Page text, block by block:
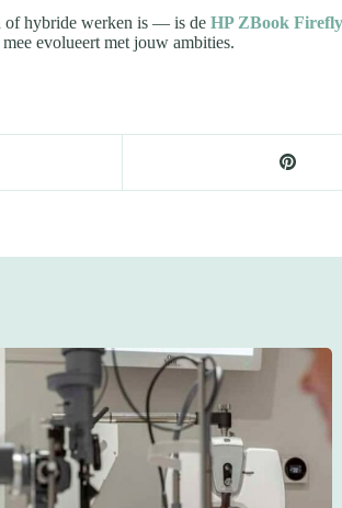
of hybride werken is — is de HP ZBook Firefly
evolueert met jouw ambities.